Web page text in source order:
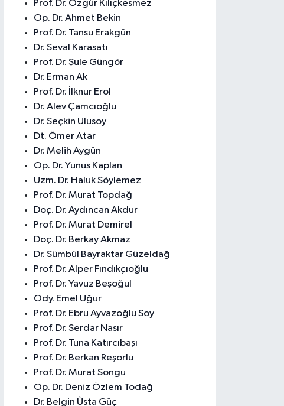
Prof. Dr. Özgür Kılıçkesmez
Op. Dr. Ahmet Bekin
Prof. Dr. Tansu Erakgün
Dr. Seval Karasatı
Prof. Dr. Şule Güngör
Dr. Erman Ak
Prof. Dr. İlknur Erol
Dr. Alev Çamcıoğlu
Dr. Seçkin Ulusoy
Dt. Ömer Atar
Dr. Melih Aygün
Op. Dr. Yunus Kaplan
Uzm. Dr. Haluk Söylemez
Prof. Dr. Murat Topdağ
Doç. Dr. Aydıncan Akdur
Prof. Dr. Murat Demirel
Doç. Dr. Berkay Akmaz
Dr. Sümbül Bayraktar Güzeldağ
Prof. Dr. Alper Fındıkçıoğlu
Prof. Dr. Yavuz Beşoğul
Ody. Emel Uğur
Prof. Dr. Ebru Ayvazoğlu Soy
Prof. Dr. Serdar Nasır
Prof. Dr. Tuna Katırcıbaşı
Prof. Dr. Berkan Reşorlu
Prof. Dr. Murat Songu
Op. Dr. Deniz Özlem Todağ
Dr. Belgin Üsta Güç